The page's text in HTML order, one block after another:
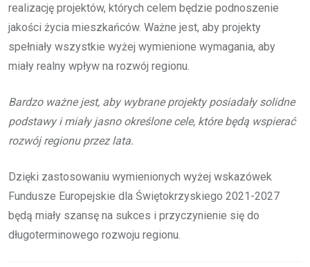
realizację projektów, których celem będzie podnoszenie
jakości życia mieszkańców. Ważne jest, aby projekty
spełniały wszystkie wyżej wymienione wymagania, aby
miały realny wpływ na rozwój regionu.
Bardzo ważne jest, aby wybrane projekty posiadały solidne
podstawy i miały jasno określone cele, które będą wspierać
rozwój regionu przez lata.
Dzięki zastosowaniu wymienionych wyżej wskazówek
Fundusze Europejskie dla Świętokrzyskiego 2021-2027
będą miały szansę na sukces i przyczynienie się do
długoterminowego rozwoju regionu.